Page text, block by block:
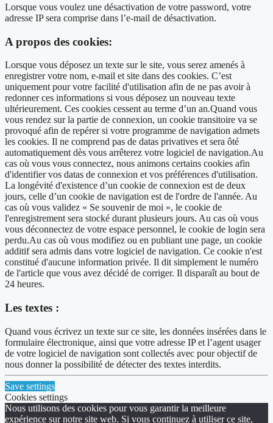
Lorsque vous voulez une désactivation de votre password, votre
adresse IP sera comprise dans l’e-mail de désactivation.
A propos des cookies:
Lorsque vous déposez un texte sur le site, vous serez amenés à
enregistrer votre nom, e-mail et site dans des cookies. C’est
uniquement pour votre facilité d'utilisation afin de ne pas avoir à
redonner ces informations si vous déposez un nouveau texte
ultérieurement. Ces cookies cessent au terme d’un an.Quand vous
vous rendez sur la partie de connexion, un cookie transitoire va se
provoqué afin de repérer si votre programme de navigation admets
les cookies. Il ne comprend pas de datas privatives et sera ôté
automatiquement dès vous arrêterez votre logiciel de navigation.Au
cas où vous vous connectez, nous animons certains cookies afin
d'identifier vos datas de connexion et vos préférences d'utilisation.
La longévité d'existence d’un cookie de connexion est de deux
jours, celle d’un cookie de navigation est de l'ordre de l'année. Au
cas où vous validez « Se souvenir de moi », le cookie de
l'enregistrement sera stocké durant plusieurs jours. Au cas où vous
vous déconnectez de votre espace personnel, le cookie de login sera
perdu.Au cas où vous modifiez ou en publiant une page, un cookie
additif sera admis dans votre logiciel de navigation. Ce cookie n'est
constitué d'aucune information privée. Il dit simplement le numéro
de l'article que vous avez décidé de corriger. Il disparaît au bout de
24 heures.
Les textes :
Quand vous écrivez un texte sur ce site, les données insérées dans le
formulaire électronique, ainsi que votre adresse IP et l’agent usager
de votre logiciel de navigation sont collectés avec pour objectif de
nous donner la possibilité de détecter des textes interdits.
Save settings
Cookies settings
Nous utilisons des cookies pour vous garantir la meilleure
expérience sur notre site web. Si vous continuez à utiliser ce site,